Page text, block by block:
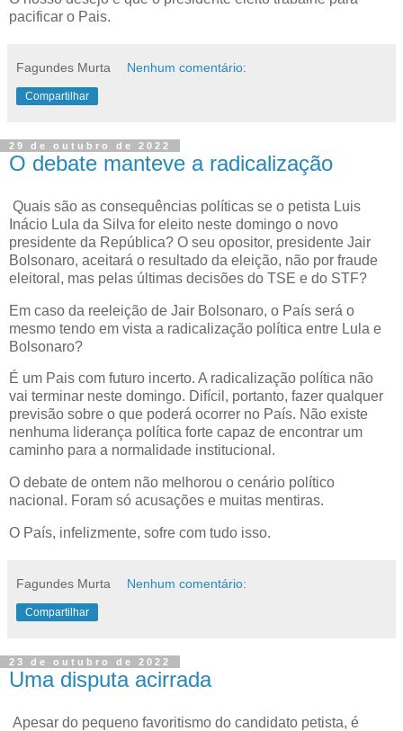
pacificar o Pais.
Fagundes Murta Nenhum comentário:
Compartilhar
29 de outubro de 2022
O debate manteve a radicalização
Quais são as consequências políticas se o petista Luis
Inácio Lula da Silva for eleito neste domingo o novo
presidente da República? O seu opositor, presidente Jair
Bolsonaro, aceitará o resultado da eleição, não por fraude
eleitoral, mas pelas últimas decisões do TSE e do STF?
Em caso da reeleição de Jair Bolsonaro, o País será o
mesmo tendo em vista a radicalização política entre Lula e
Bolsonaro?
É um Pais com futuro incerto. A radicalização política não
vai terminar neste domingo. Difícil, portanto, fazer qualquer
previsão sobre o que poderá ocorrer no País. Não existe
nenhuma liderança política forte capaz de encontrar um
caminho para a normalidade institucional.
O debate de ontem não melhorou o cenário político
nacional. Foram só acusações e muitas mentiras.
O País, infelizmente, sofre com tudo isso.
Fagundes Murta Nenhum comentário:
Compartilhar
23 de outubro de 2022
Uma disputa acirrada
Apesar do pequeno favoritismo do candidato petista, é